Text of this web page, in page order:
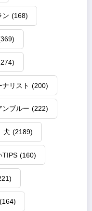
ン (168)
リスト (200)
ンブルー (222)
犬 (2189)
TIPS (160)
(164)